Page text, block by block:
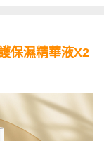
保濕精華液X2